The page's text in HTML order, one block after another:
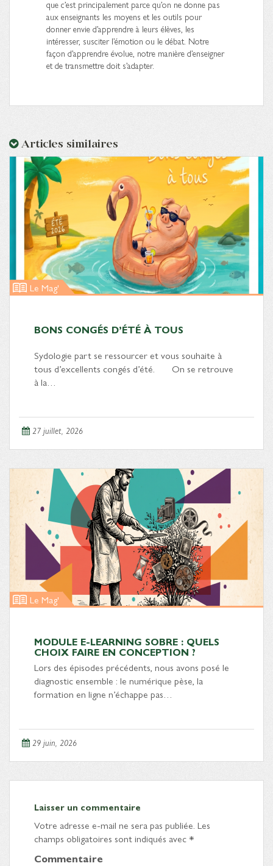
que c’est principalement parce qu’on ne donne pas
aux enseignants les moyens et les outils pour
donner envie d’apprendre à leurs élèves, les
intéresser, susciter l’émotion ou le débat. Notre
façon d’apprendre évolue, notre manière d’enseigner
et de transmettre doit s’adapter.
Articles similaires
Le Mag'
BONS CONGÉS D’ÉTÉ À TOUS
Sydologie part se ressourcer et vous souhaite à
tous d’excellents congés d’été. On se retrouve
à la…
27 juillet, 2026
Le Mag'
MODULE E-LEARNING SOBRE : QUELS
CHOIX FAIRE EN CONCEPTION ?
Lors des épisodes précédents, nous avons posé le
diagnostic ensemble : le numérique pèse, la
formation en ligne n’échappe pas…
29 juin, 2026
Laisser un commentaire
Votre adresse e-mail ne sera pas publiée. Les
champs obligatoires sont indiqués avec*
Commentaire